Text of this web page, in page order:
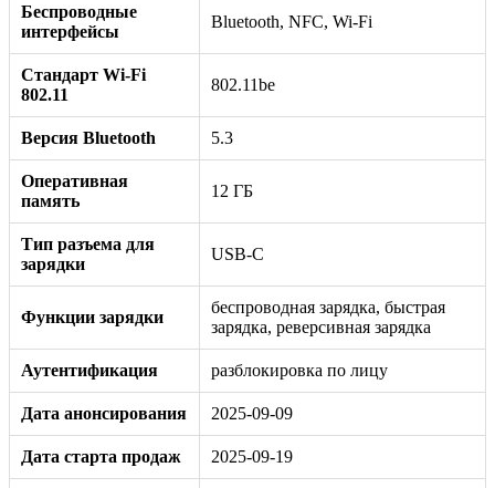
Беспроводные
интерфейсы
Bluetooth, NFC, Wi-Fi
Стандарт Wi-Fi
802.11
802.11be
Версия Bluetooth 5.3
Оперативная
память
12 ГБ
Тип разъема для
зарядки
USB-C
Функции зарядки
беспроводная зарядка, быстрая
зарядка, реверсивная зарядка
Аутентификация разблокировка по лицу
Дата анонсирования 2025-09-09
Дата старта продаж 2025-09-19